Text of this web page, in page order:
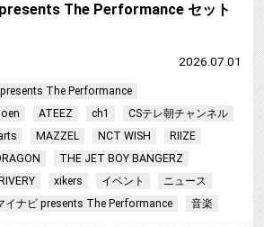
presents The Performance セット
2026.07.01
The Performance
ATEEZ ch1
CSテレ朝チャンネル
MAZZEL NCT WISH
RIIZE
THE JET BOY BANGERZ
xikers イベント
ニュース
イナビ presents The Performance 音楽